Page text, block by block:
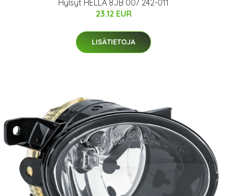
Hylsyt HELLA 8JB 007 242-011
23.12 EUR
LISÄTIETOJA